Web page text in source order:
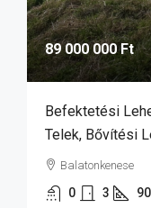
89 000 000 Ft
Befektetési
Telek, Bővítési
Balatonkenese
0 3 90